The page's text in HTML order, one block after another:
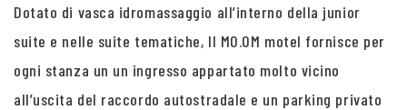
Dotato di vasca idromassaggio all’interno della junior
suite e nelle suite tematiche, Il MO.OM motel fornisce per
ogni stanza un un ingresso appartato molto vicino
all’uscita del raccordo autostradale e un parking privato